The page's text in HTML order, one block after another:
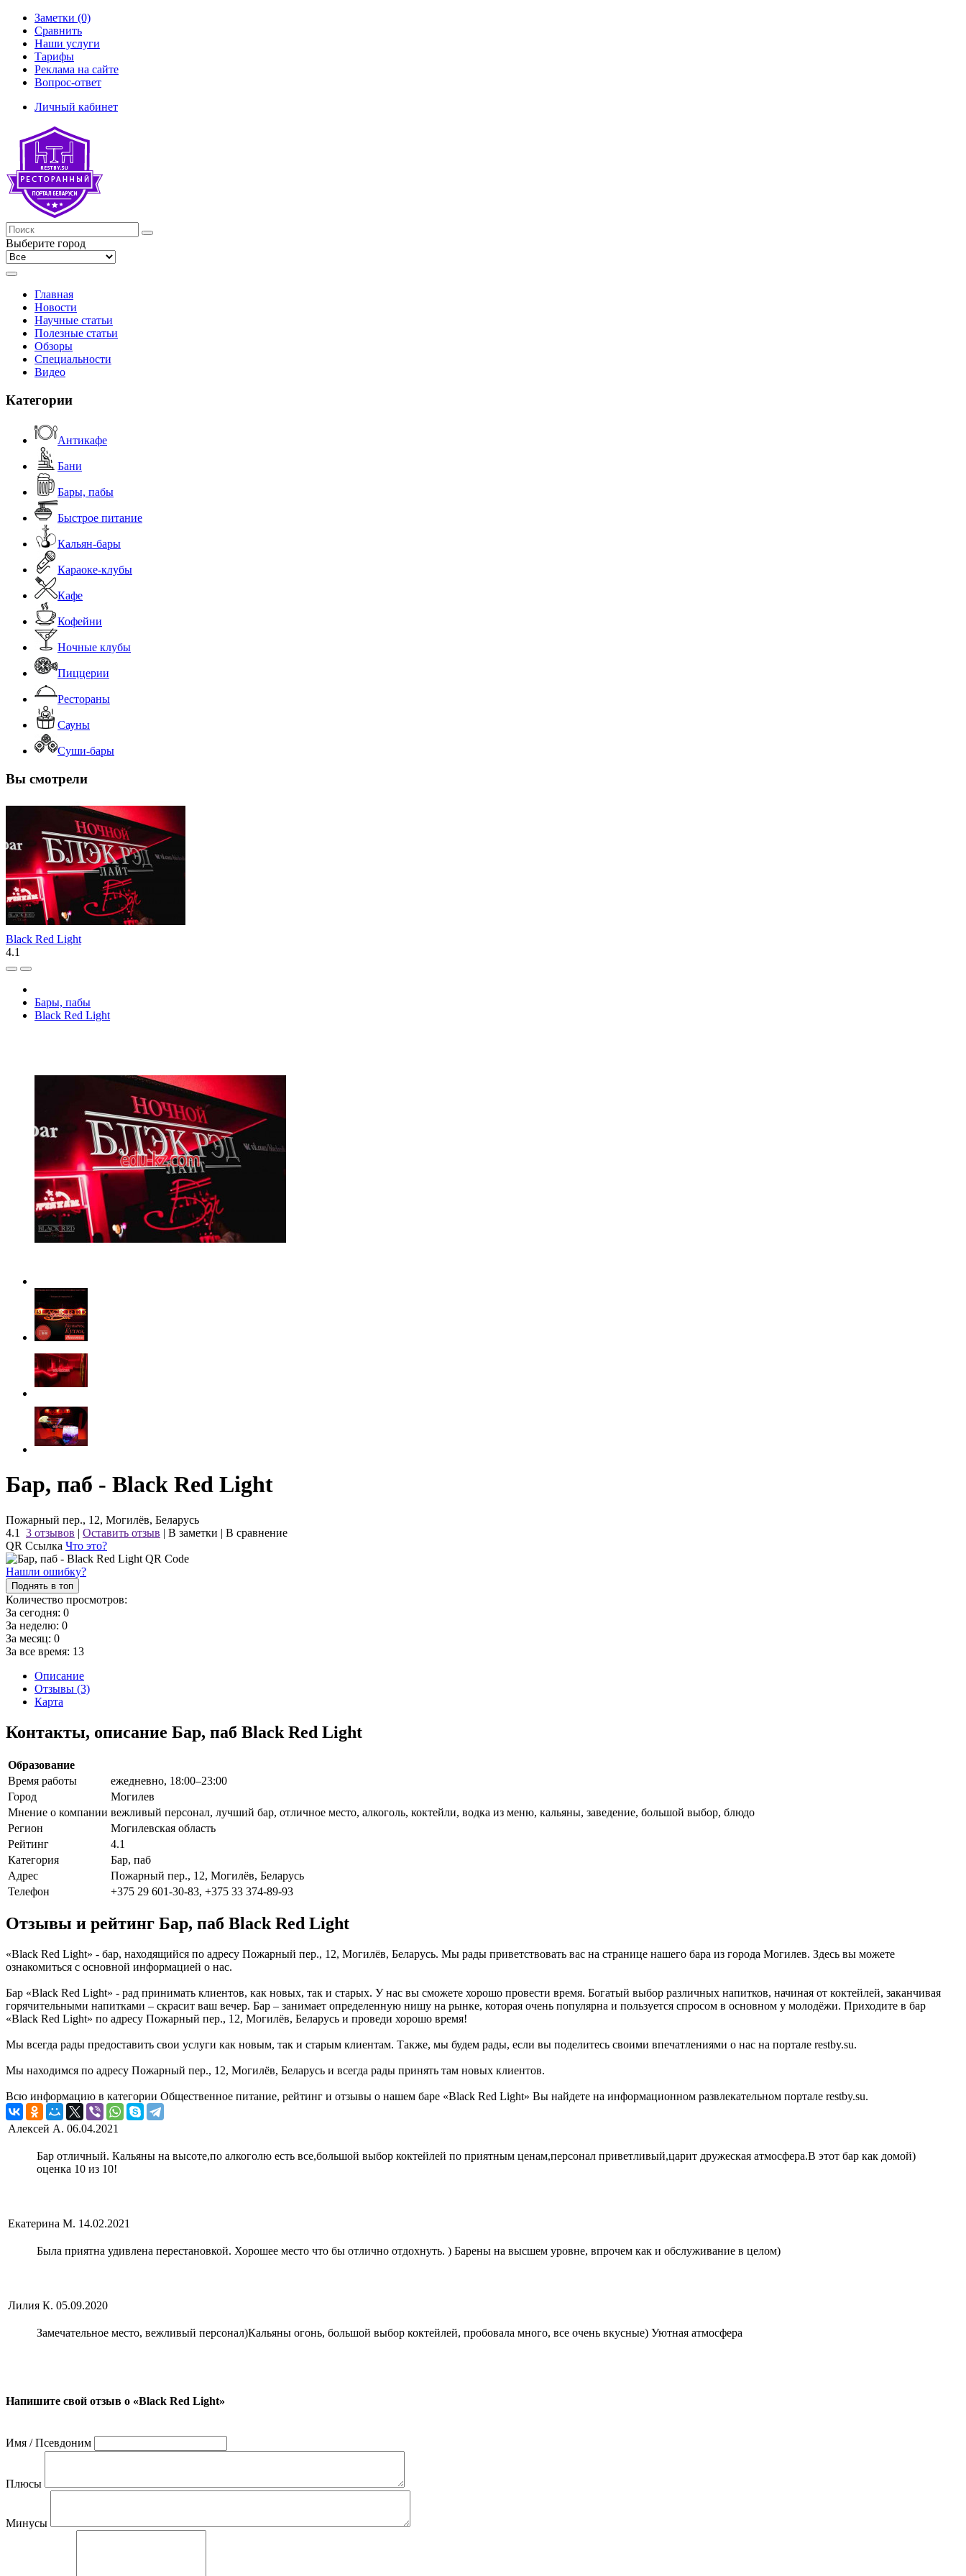
Заметки (0)
Сравнить
Наши услуги
Тарифы
Реклама на сайте
Вопрос-ответ
Личный кабинет
Выберите город
Главная
Новости
Научные статьи
Полезные статьи
Обзоры
Специальности
Видео
Категории
Антикафе
Бани
Бары, пабы
Быстрое питание
Кальян-бары
Караоке-клубы
Кафе
Кофейни
Ночные клубы
Пиццерии
Рестораны
Сауны
Суши-бары
Вы смотрели
Black Red Light
4.1
Бары, пабы
Black Red Light
Бар, паб - Black Red Light
Пожарный пер., 12, Могилёв, Беларусь
4.1
3 отзывов | Оставить отзыв | В заметки | В сравнение
QR Ссылка Что это?
Нашли ошибку?
Поднять в топ
Количество просмотров:
За сегодня: 0
За неделю: 0
За месяц: 0
За все время: 13
Описание
Отзывы (3)
Карта
Контакты, описание Бар, паб Black Red Light
Образование
Время работы
ежедневно, 18:00–23:00
Город
Могилев
Мнение о компании вежливый персонал, лучший бар, отличное место, алкоголь, коктейли, водка из меню, кальяны, заведение, большой выбор, блюдо
Регион
Могилевская область
Рейтинг
4.1
Категория
Бар, паб
Адрес
Пожарный пер., 12, Могилёв, Беларусь
Телефон
+375 29 601-30-83, +375 33 374-89-93
Отзывы и рейтинг Бар, паб Black Red Light
«Black Red Light» - бар, находящийся по адресу Пожарный пер., 12, Могилёв, Беларусь. Мы рады приветствовать вас на странице нашего бара из города Могилев. Здесь вы можете
ознакомиться с основной информацией о нас.
Бар «Black Red Light» - рад принимать клиентов, как новых, так и старых. У нас вы сможете хорошо провести время. Богатый выбор различных напитков, начиная от коктейлей, заканчивая
горячительными напитками – скрасит ваш вечер. Бар – занимает определенную нишу на рынке, которая очень популярна и пользуется спросом в основном у молодёжи. Приходите в бар
«Black Red Light» по адресу Пожарный пер., 12, Могилёв, Беларусь и проведи хорошо время!
Мы всегда рады предоставить свои услуги как новым, так и старым клиентам. Также, мы будем рады, если вы поделитесь своими впечатлениями о нас на портале restby.su.
Мы находимся по адресу Пожарный пер., 12, Могилёв, Беларусь и всегда рады принять там новых клиентов.
Всю информацию в категории Общественное питание, рейтинг и отзывы о нашем баре «Black Red Light» Вы найдете на информационном развлекательном портале restby.su.
Алексей А. 06.04.2021
Бар отличный. Кальяны на высоте,по алкоголю есть все,большой выбор коктейлей по приятным ценам,персонал приветливый,царит дружеская атмосфера.В этот бар как домой)
оценка 10 из 10!
Екатерина М. 14.02.2021
Была приятна удивлена перестановкой. Хорошее место что бы отлично отдохнуть. ) Барены на высшем уровне, впрочем как и обслуживание в целом)
Лилия К. 05.09.2020
Замечательное место, вежливый персонал)Кальяны огонь, большой выбор коктейлей, пробовала много, все очень вкусные) Уютная атмосфера
Напишите свой отзыв о «Black Red Light»
Имя / Псевдоним
Плюсы
Минусы